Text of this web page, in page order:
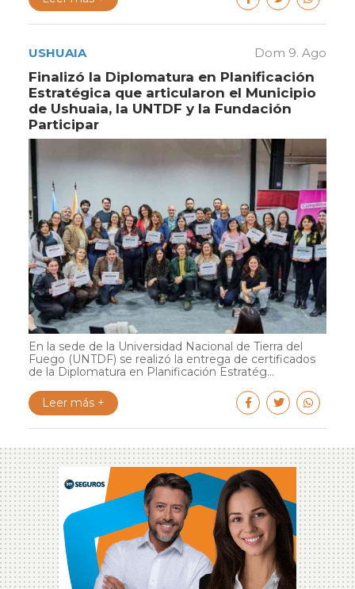
USHUAIA Dom 9. Ago
Finalizó la Diplomatura en Planificación
Estratégica que articularon el Municipio
de Ushuaia, la UNTDF y la Fundación
Participar
En la sede de la Universidad Nacional de Tierra del
Fuego (UNTDF) se realizó la entrega de certificados
de la Diplomatura en Planificación Estratég...
Leer más +